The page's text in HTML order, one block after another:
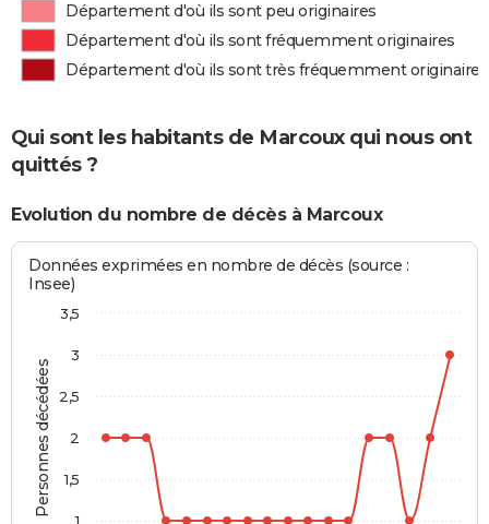
Département d'où ils sont peu originaires
Département d'où ils sont fréquemment originaires
Département d'où ils sont très fréquemment originaires
Qui sont les habitants de Marcoux qui nous ont
quittés ?
Evolution du nombre de décès à Marcoux
Personnes décédées
Données exprimées en nombre de décès (source :
Insee)
1,5
2
2,5
3
3,5